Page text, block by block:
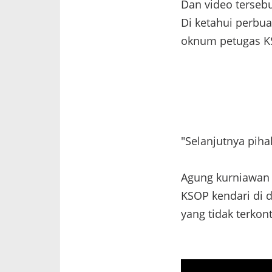
Dan video
Di ketahui
oknum petugas
"Selanjutnya
Agung
KSOP kendari di
yang tidak